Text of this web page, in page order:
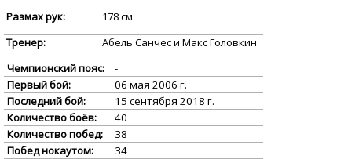
Размах рук:
178 см.
Тренер:
Абель Санчес и Макс Головкин
Чемпионский пояс:
-
Первый бой:
06 мая 2006 г.
Последний бой:
15 сентября 2018 г.
Количество боёв:
40
Количество побед:
38
Побед нокаутом:
34